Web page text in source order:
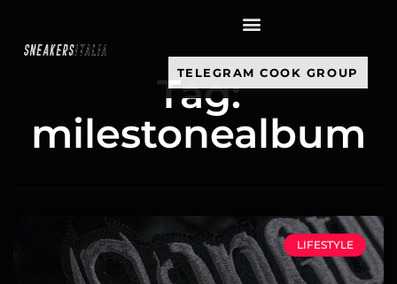
TELEGRAM COOK GROUP
Tag:
milestonealbum
LIFESTYLE